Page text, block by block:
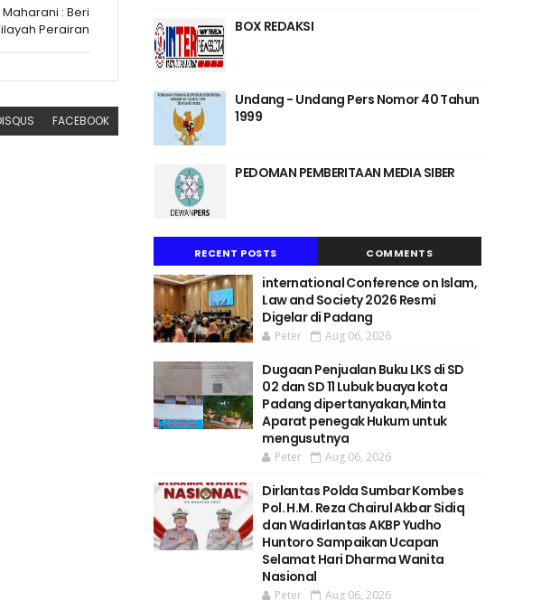
: Beri
Perairan
FACEBOOK
BOX REDAKSI
Undang - Undang Pers Nomor 40 Tahun
1999
PEDOMAN PEMBERITAAN MEDIA SIBER
RECENT POSTS COMMENTS
international Conference on Islam,
Law and Society 2026 Resmi
Digelar di Padang
Peter Aug 06, 2026
Dugaan Penjualan Buku LKS di SD
02 dan SD 11 Lubuk buaya kota
Padang dipertanyakan,Minta
Aparat penegak Hukum untuk
mengusutnya
Peter Aug 06, 2026
Dirlantas Polda Sumbar Kombes
Pol. H.M. Reza Chairul Akbar Sidiq
dan Wadirlantas AKBP Yudho
Huntoro Sampaikan Ucapan
Selamat Hari Dharma Wanita
Nasional
Peter Aug 06, 2026